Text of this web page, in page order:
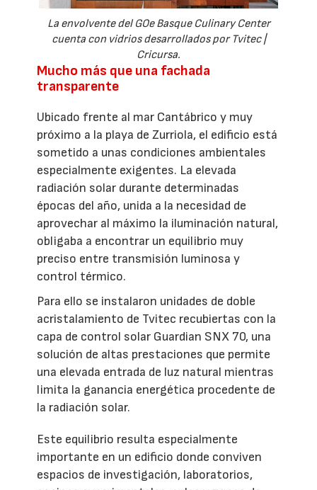
La envolvente del GOe Basque Culinary Center
cuenta con vidrios desarrollados por Tvitec |
Cricursa.
Mucho más que una fachada
transparente
Ubicado frente al mar Cantábrico y muy
próximo a la playa de Zurriola, el edificio está
sometido a unas condiciones ambientales
especialmente exigentes. La elevada
radiación solar durante determinadas
épocas del año, unida a la necesidad de
aprovechar al máximo la iluminación natural,
obligaba a encontrar un equilibrio muy
preciso entre transmisión luminosa y
control térmico.
Para ello se instalaron unidades de doble
acristalamiento de Tvitec recubiertas con la
capa de control solar Guardian SNX 70, una
solución de altas prestaciones que permite
una elevada entrada de luz natural mientras
limita la ganancia energética procedente de
la radiación solar.
Este equilibrio resulta especialmente
importante en un edificio donde conviven
espacios de investigación, laboratorios,